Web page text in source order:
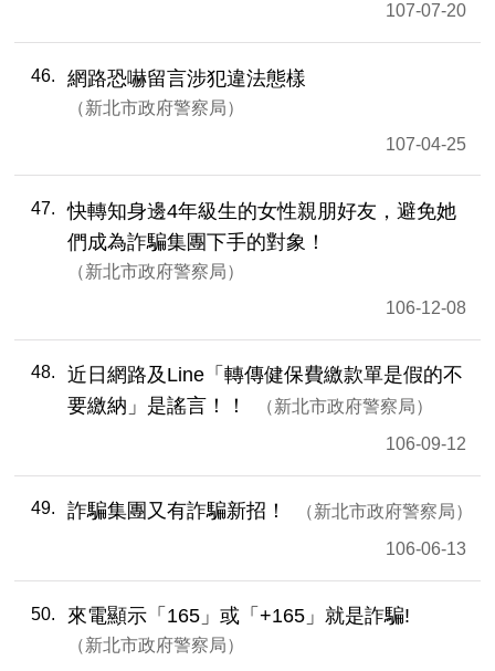
107-07-20
46 網路恐嚇留言涉犯違法態樣
新北市政府警察局
107-04-25
47
快轉知身邊4年級生的女性親朋好友，避免她
們成為詐騙集團下手的對象！
新北市政府警察局
106-12-08
48
近日網路及Line「轉傳健保費繳款單是假的不
要繳納」是謠言！！
新北市政府警察局
106-09-12
49 詐騙集團又有詐騙新招！
新北市政府警察局
106-06-13
50 來電顯示「165」或「+165」就是詐騙!
新北市政府警察局